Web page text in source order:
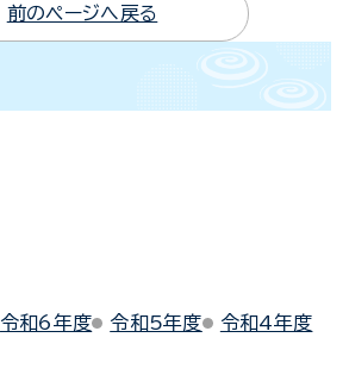
前のページへ戻る
令和6年度 令和5年度
令和4年度